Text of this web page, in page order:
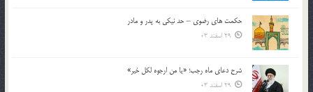
حکمت های رضوی – حد نیکی به پدر و مادر
29 اسفند 03
شرح دعای ماه رجب؛ «یا من ارجوه لکل خیر»
29 اسفند 03